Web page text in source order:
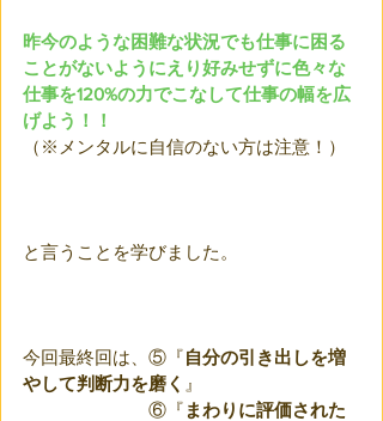
昨今のような困難な状況でも仕事に困る
ことがないようにえり好みせずに色々な
仕事を120%の力でこなして仕事の幅を広
げよう！！
（※メンタルに自信のない方は注意！）
と言うことを学びました。
今回最終回は、⑤『自分の引き出しを増
やして判断力を磨く 』
⑥『 まわりに評価された